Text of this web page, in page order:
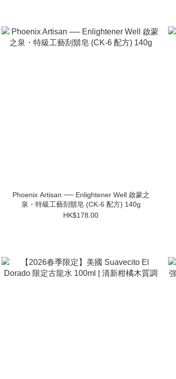
Phoenix Artisan ── Enlightener Well 啟蒙之
泉・特級工藝刮鬍皂 (CK-6 配方) 140g
HK$178.00